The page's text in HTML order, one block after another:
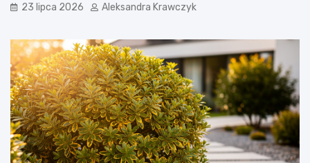
23 lipca 2026 Aleksandra Krawczyk